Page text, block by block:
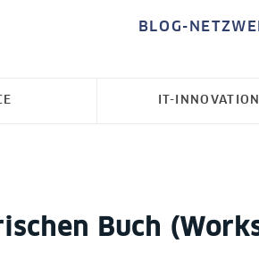
BLOG-
IT-INNOVATION
Buch